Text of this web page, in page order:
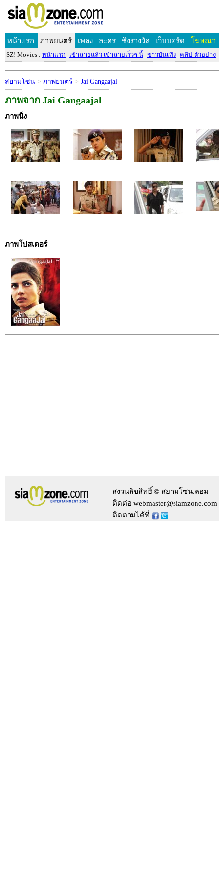
หน้าแรก ภาพยนตร์ เพลง ละคร ชิงรางวัล เว็บบอร์ด โฆษณา
SZ! Movies : หน้าแรก เข้าฉายแล้ว เข้าฉายเร็วๆ นี้ ข่าวบันเทิง คลิป-ตัวอย่าง
สยามโซน > ภาพยนตร์ > Jai Gangaajal
ภาพจาก Jai Gangaajal
ภาพนิ่ง
ภาพโปสเตอร์
สงวนลิขสิทธิ์ © สยามโซน.คอม
ติดต่อ webmaster@siamzone.com
ติดตามได้ที่